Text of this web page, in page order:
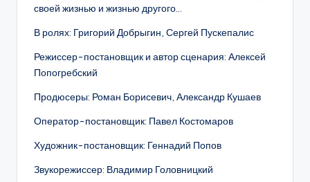
своей жизнью и жизнью другого…
В ролях: Григорий Добрыгин, Сергей Пускепалис
Режиссер-постановщик и автор сценария: Алексей
Попогребский
Продюсеры: Роман Борисевич, Александр Кушаев
Оператор-постановщик: Павел Костомаров
Художник-постановщик: Геннадий Попов
Звукорежиссер: Владимир Головницкий